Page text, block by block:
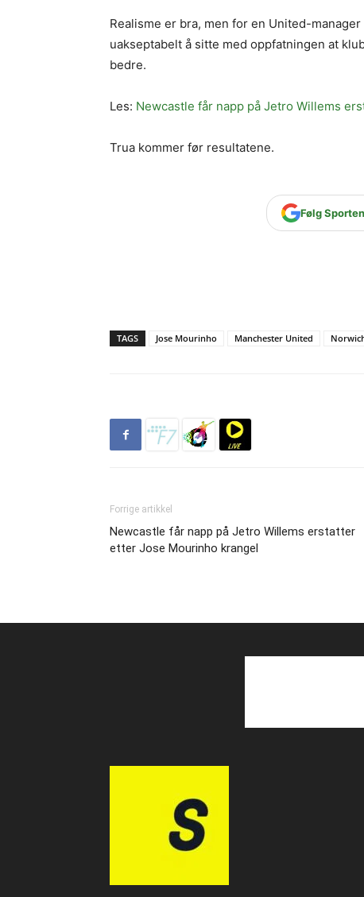
Realisme er bra, men for en United-
uakseptabelt å sitte med oppfatningen at
bedre.
Les: Newcastle får napp på Jetro Willems
Trua kommer før resultatene.
Følg
TAGS Jose Mourinho Manchester United
Forrige artikkel
Newcastle får napp på Jetro Willems erstatter
etter Jose Mourinho krangel